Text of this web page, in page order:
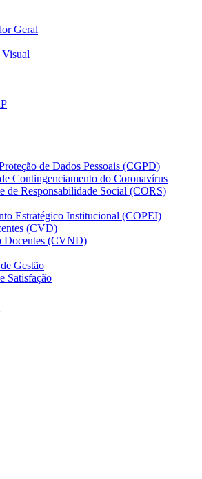
Geral
de Dados Pessoais (CGPD)
Contingenciamento do Coronavírus
de Responsabilidade Social (CORS)
Estratégico Institucional (COPEI)
(CVD)
Docentes (CVND)
Gestão
Satisfação